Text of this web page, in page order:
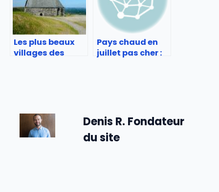
Les plus beaux
villages des
Pays chaud en
juillet pas cher :
Denis R. Fondateur
du site